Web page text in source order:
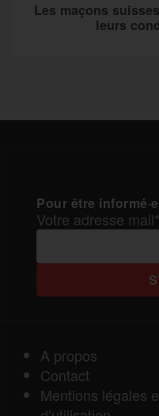
Les maçons
leurs
Pour être
Votre adresse mail*
A propos
Contact
Mentions légales